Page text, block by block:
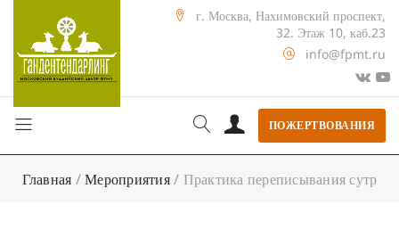
г. Москва, Нахимовский проспект,
32. Этаж 10, каб.23
info@fpmt.ru
ПОЖЕРТВОВАНИЯ
Главная /Мероприятия/ Практика переписывания сутр